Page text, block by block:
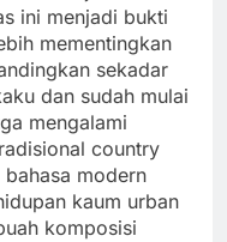
ini menjadi bukti
mementingkan
sekadar
dan sudah mulai
mengalami
country
modern
kaum urban
komposisi